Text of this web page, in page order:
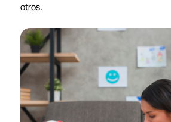
otros.